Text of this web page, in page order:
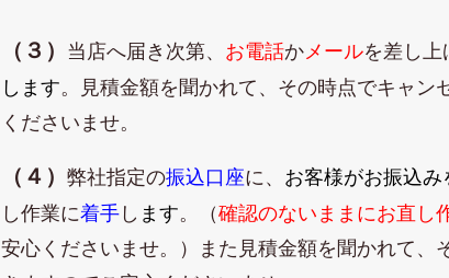
（３） 当店へ届き次第、 お電話かメールを差し上
します。見積金額を聞かれて、その時点でキャン
くださいませ。
（４）弊社指定の振込口座に、 お客様がお振込
し作業に着手し ます。（確認のないままにお直し
安心くださいませ。）また見積金額を聞かれて、